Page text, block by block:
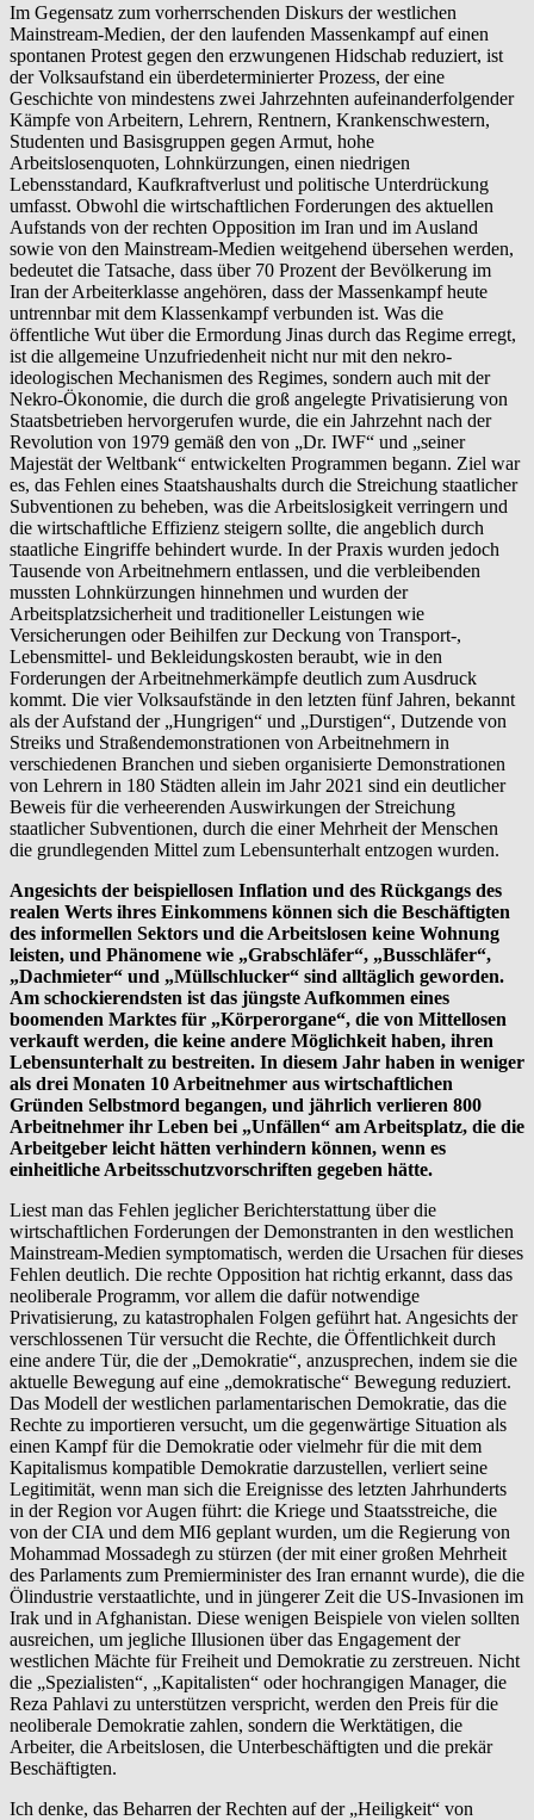
Im Gegensatz zum vorherrschenden Diskurs der westlichen
Mainstream-Medien, der den laufenden Massenkampf auf einen
spontanen Protest gegen den erzwungenen Hidschab reduziert, ist
der Volksaufstand ein überdeterminierter Prozess, der eine
Geschichte von mindestens zwei Jahrzehnten aufeinanderfolgender
Kämpfe von Arbeitern, Lehrern, Rentnern, Krankenschwestern,
Studenten und Basisgruppen gegen Armut, hohe
Arbeitslosenquoten, Lohnkürzungen, einen niedrigen
Lebensstandard, Kaufkraftverlust und politische Unterdrückung
umfasst. Obwohl die wirtschaftlichen Forderungen des aktuellen
Aufstands von der rechten Opposition im Iran und im Ausland
sowie von den Mainstream-Medien weitgehend übersehen werden,
bedeutet die Tatsache, dass über 70 Prozent der Bevölkerung im
Iran der Arbeiterklasse angehören, dass der Massenkampf heute
untrennbar mit dem Klassenkampf verbunden ist. Was die
öffentliche Wut über die Ermordung Jinas durch das Regime erregt,
ist die allgemeine Unzufriedenheit nicht nur mit den nekro-
ideologischen Mechanismen des Regimes, sondern auch mit der
Nekro-Ökonomie, die durch die groß angelegte Privatisierung von
Staatsbetrieben hervorgerufen wurde, die ein Jahrzehnt nach der
Revolution von 1979 gemäß den von „Dr. IWF“ und „seiner
Majestät der Weltbank“ entwickelten Programmen begann. Ziel war
es, das Fehlen eines Staatshaushalts durch die Streichung staatlicher
Subventionen zu beheben, was die Arbeitslosigkeit verringern und
die wirtschaftliche Effizienz steigern sollte, die angeblich durch
staatliche Eingriffe behindert wurde. In der Praxis wurden jedoch
Tausende von Arbeitnehmern entlassen, und die verbleibenden
mussten Lohnkürzungen hinnehmen und wurden der
Arbeitsplatzsicherheit und traditioneller Leistungen wie
Versicherungen oder Beihilfen zur Deckung von Transport-,
Lebensmittel- und Bekleidungskosten beraubt, wie in den
Forderungen der Arbeitnehmerkämpfe deutlich zum Ausdruck
kommt. Die vier Volksaufstände in den letzten fünf Jahren, bekannt
als der Aufstand der „Hungrigen“ und „Durstigen“, Dutzende von
Streiks und Straßendemonstrationen von Arbeitnehmern in
verschiedenen Branchen und sieben organisierte Demonstrationen
von Lehrern in 180 Städten allein im Jahr 2021 sind ein deutlicher
Beweis für die verheerenden Auswirkungen der Streichung
staatlicher Subventionen, durch die einer Mehrheit der Menschen
die grundlegenden Mittel zum Lebensunterhalt entzogen wurden.
Angesichts der beispiellosen Inflation und des Rückgangs des
realen Werts ihres Einkommens können sich die Beschäftigten
des informellen Sektors und die Arbeitslosen keine Wohnung
leisten, und Phänomene wie „Grabschläfer“, „Busschläfer“,
„Dachmieter“ und „Müllschlucker“ sind alltäglich geworden.
Am schockierendsten ist das jüngste Aufkommen eines
boomenden Marktes für „Körperorgane“, die von Mittellosen
verkauft werden, die keine andere Möglichkeit haben, ihren
Lebensunterhalt zu bestreiten. In diesem Jahr haben in weniger
als drei Monaten 10 Arbeitnehmer aus wirtschaftlichen
Gründen Selbstmord begangen, und jährlich verlieren 800
Arbeitnehmer ihr Leben bei „Unfällen“ am Arbeitsplatz, die die
Arbeitgeber leicht hätten verhindern können, wenn es
einheitliche Arbeitsschutzvorschriften gegeben hätte.
Liest man das Fehlen jeglicher Berichterstattung über die
wirtschaftlichen Forderungen der Demonstranten in den westlichen
Mainstream-Medien symptomatisch, werden die Ursachen für dieses
Fehlen deutlich. Die rechte Opposition hat richtig erkannt, dass das
neoliberale Programm, vor allem die dafür notwendige
Privatisierung, zu katastrophalen Folgen geführt hat. Angesichts der
verschlossenen Tür versucht die Rechte, die Öffentlichkeit durch
eine andere Tür, die der „Demokratie“, anzusprechen, indem sie die
aktuelle Bewegung auf eine „demokratische“ Bewegung reduziert.
Das Modell der westlichen parlamentarischen Demokratie, das die
Rechte zu importieren versucht, um die gegenwärtige Situation als
einen Kampf für die Demokratie oder vielmehr für die mit dem
Kapitalismus kompatible Demokratie darzustellen, verliert seine
Legitimität, wenn man sich die Ereignisse des letzten Jahrhunderts
in der Region vor Augen führt: die Kriege und Staatsstreiche, die
von der CIA und dem MI6 geplant wurden, um die Regierung von
Mohammad Mossadegh zu stürzen (der mit einer großen Mehrheit
des Parlaments zum Premierminister des Iran ernannt wurde), die die
Ölindustrie verstaatlichte, und in jüngerer Zeit die US-Invasionen im
Irak und in Afghanistan. Diese wenigen Beispiele von vielen sollten
ausreichen, um jegliche Illusionen über das Engagement der
westlichen Mächte für Freiheit und Demokratie zu zerstreuen. Nicht
die „Spezialisten“, „Kapitalisten“ oder hochrangigen Manager, die
Reza Pahlavi zu unterstützen verspricht, werden den Preis für die
neoliberale Demokratie zahlen, sondern die Werktätigen, die
Arbeiter, die Arbeitslosen, die Unterbeschäftigten und die prekär
Beschäftigten.
Ich denke, das Beharren der Rechten auf der „Heiligkeit“ von